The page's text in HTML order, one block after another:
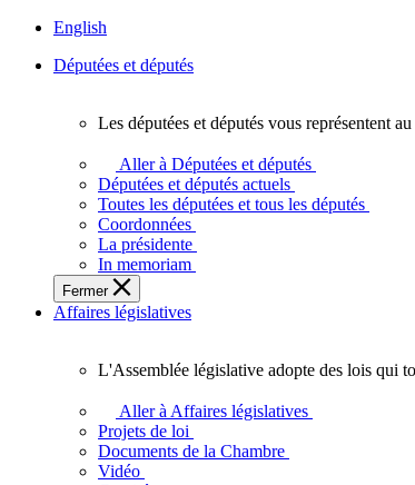
English
Députées et députés
députées
députés
vous
représentent
sein
de
l'Assemblée
l'Ontario.
Les députées et députés vous représentent
Aller à Députées et députés
Députées et députés actuels
Toutes les députées et tous les députés
Coordonnées
La présidente
In memoriam
Fermer
Affaires législatives
législative
adopte
L'Assemblée législative adopte des lois qui
Aller à Affaires législatives
Projets de loi
Documents de la Chambre
Vidéo